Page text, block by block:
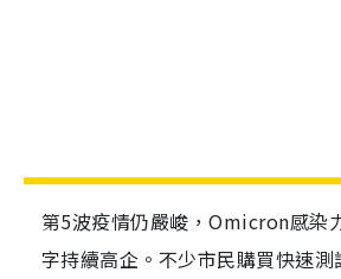
第5波疫情仍嚴峻，Omicron感染
字持續高企。不少市民購買快速